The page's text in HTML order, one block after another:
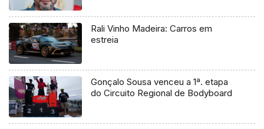
Rali Vinho Madeira: Carros em
estreia
Gonçalo Sousa venceu a 1ª. etapa
do Circuito Regional de Bodyboard